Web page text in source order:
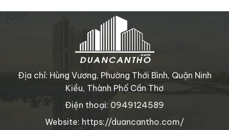
Địa chỉ: Hùng Vương, Phường Thới Bình, Quận Ninh
Kiều, Thành Phố Cần Thơ
Điện thoại: 0949124589
Website: https://duancantho.com/